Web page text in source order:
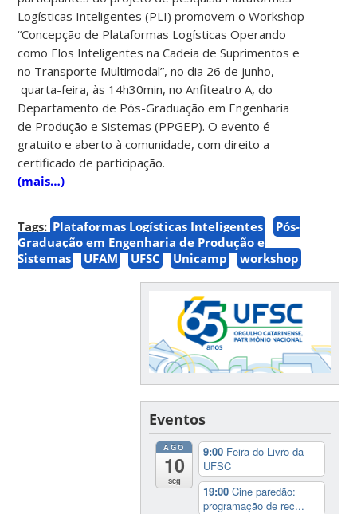
Logísticas Inteligentes (PLI) promovem o Workshop
“Concepção de Plataformas Logísticas Operando
como Elos Inteligentes na Cadeia de Suprimentos e
no Transporte Multimodal”, no dia 26 de junho,
quarta-feira, às 14h30min, no Anfiteatro A, do
Departamento de Pós-Graduação em Engenharia
de Produção e Sistemas (PPGEP). O evento é
gratuito e aberto à comunidade, com direito a
certificado de participação.
(mais…)
Tags: Plataformas Logísticas Inteligentes
Pós-
Graduação em Engenharia de Produção e
Sistemas
UFAM UFSC Unicamp workshop
Eventos
AGO
10
seg
9:00 Feira do Livro da
UFSC
19:00Cine paredão:
programação de rec...